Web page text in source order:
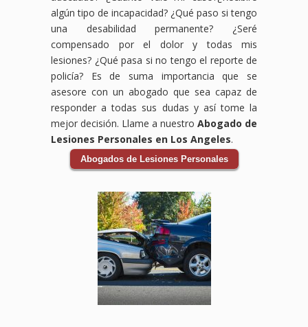
reclamar
los
daños
por
tus
lesiones,
gastos
médicos,
pérdida
de
ingresos
y
perjuicio
hayas
sufrido.
accidentes
centros
comerciales
médicos,
perdidos,
daños
al
vehículo
y
cualquier
otra
pérdida
relacionada
con
el
Los
accidentes
de
auto
pueden
ser
traumáticos
y
tener
consecuencias
tu
accidente
laboral.
Sabemos
que
enfrentar
accidente
en
el
trabajo
puede
ser
pero
no
tienes
que
hacerlo
solo.
Nuestro
equipo
de
abogados
Bicicleta
en
Lynwood,
Downey,
CA,
estamos
comprometidos
a
ayudarte
a
obtener
la
compensación
necesitas
para
cubrir
gastos
médicos,
pérdida
ingresos,
otros
aquí
ayudarte
a
obtener
la
compensación
que
mereces
por
tus
lesiones,
gastos
salarios
perdidos
y
daños
a tu
vehículo.
Los
accidentes
de
auto
CA,
estamos
aquí
para
proteger
tus
derechos
y
ayudarte
a
obtener
el
apoyo
que
necesitas
para
cubrir
gastos
médicos,
salarios
perdidos
y
más.
algún tipo de incapacidad? ¿Qué paso si tengo
una desabilidad permanente? ¿Seré
compensado por el dolor y todas mis
lesiones? ¿Qué pasa si no tengo el reporte de
policía? Es de suma importancia que se
asesore con un abogado que sea capaz de
responder a todas sus dudas y así tome la
mejor decisión. Llame a nuestro Abogado de
Lesiones Personales en Los Angeles.
Abogados de Lesiones Personales